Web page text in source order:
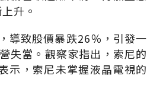
升。
導致股價暴跌26％，引發一
失當。觀察家指出，索尼的
示，索尼未掌握液晶電視的